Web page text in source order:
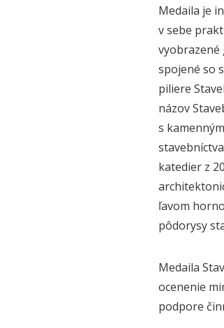
Medaila je
v sebe
vyobrazené
spojené so
piliere
názov
s
katedier z
ľavom
pôdorysy
Medaila
ocenenie
podpore